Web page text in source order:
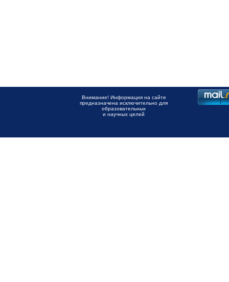
Внимание! Информация на сайте
предназначена исключительно для
образовательных
и научных целей